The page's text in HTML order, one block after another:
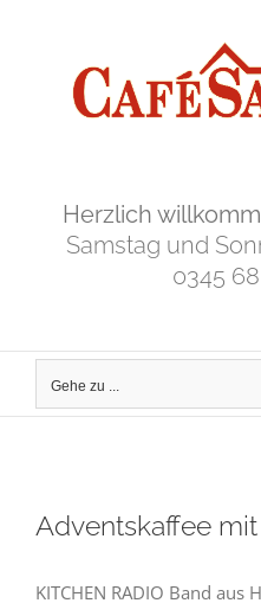
Herzlich
Samstag und
0345
Gehe zu ...
Adventskaffee
KITCHEN RADIO Band aus